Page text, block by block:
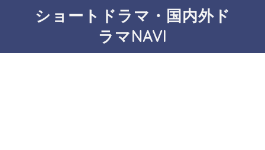
ショートドラマ・国内外ド
ラマNAVI